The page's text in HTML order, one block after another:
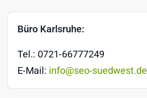
Büro Karlsruhe:
Tel.: 0721-66777249
E-Mail: info@seo-suedwest.de